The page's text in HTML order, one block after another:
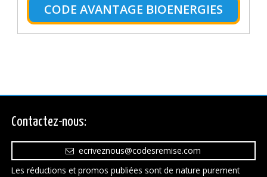
CODE AVANTAGE BIOENERGIES
Contactez-nous:
ecriveznous@codesremise.com
Les réductions et promos publiées sont de nature purement